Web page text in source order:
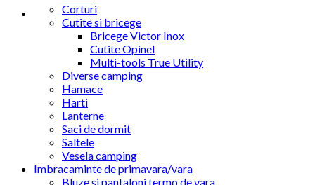
Corturi
Cutite si bricege
Bricege Victor Inox
Cutite Opinel
Multi-tools True Utility
Diverse camping
Hamace
Harti
Lanterne
Saci de dormit
Saltele
Vesela camping
Imbracaminte de primavara/vara
Bluze si pantaloni termo de vara